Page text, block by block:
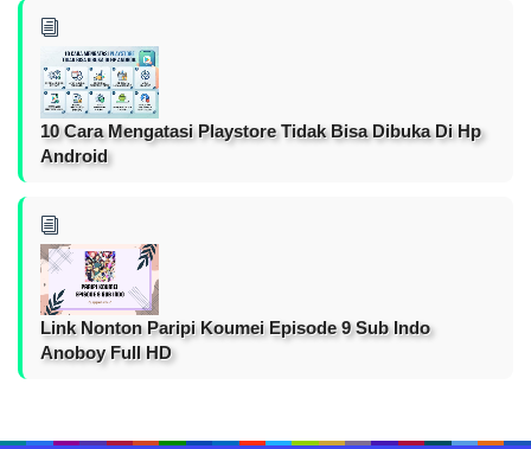
10 Cara Mengatasi Playstore Tidak Bisa Dibuka Di Hp
Android
Link Nonton Paripi Koumei Episode 9 Sub Indo
Anoboy Full HD